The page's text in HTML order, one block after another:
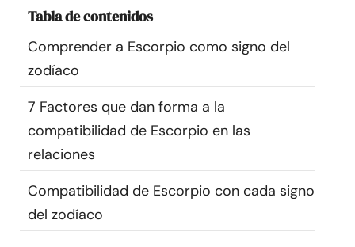
Comunidad
Encuentra un terapeuta
Idioma
nosotros
© Copyright 2026. Todos los derechos reservados.
Tabla de contenidos
Comprender a Escorpio como signo del
zodíaco
7 Factores que dan forma a la
compatibilidad de Escorpio en las
relaciones
Compatibilidad de Escorpio con cada signo
del zodíaco